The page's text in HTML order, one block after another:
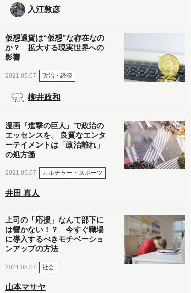
入江敦彦
仮想通貨は“仮想”な存在なの
か？ 拡大する現実世界への
影響
2021.05.07 政治・経済
柳井政和
漫画『進撃の巨人』で政治の
エッセンスを。 良質なエンタ
ーテイメントは「政治離れ」
の処方箋
2021.05.07 カルチャー・スポーツ
井田 真人
上司の「応援」なんて部下に
は響かない！？ 今すぐ職場
に導入するべきモチベーショ
ンアップの方法
2021.05.07 社会
山本マサヤ